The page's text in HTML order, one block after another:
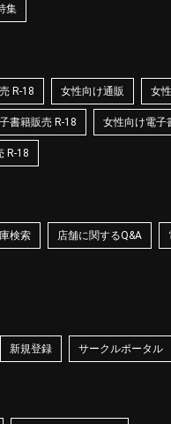
集
R-18 女性向け通販 女
書籍販売 R-18 女性向け電子
R-18
検索 店舗に関するQ&A
新規登録 サークルポータル